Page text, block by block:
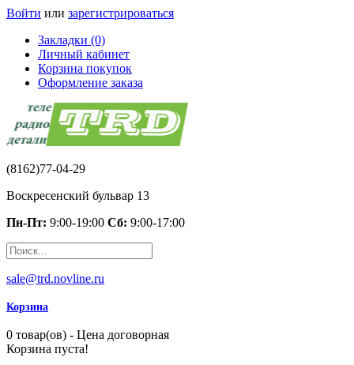
Войти или зарегистрироваться
Закладки (0)
Личный кабинет
Корзина покупок
Оформление заказа
(8162)77-04-29
Воскресенский бульвар 13
Пн-Пт: 9:00-19:00 Сб: 9:00-17:00
sale@trd.novline.ru
Корзина
0 товар(ов) - Цена договорная
Корзина пуста!